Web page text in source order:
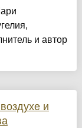
и автор
и